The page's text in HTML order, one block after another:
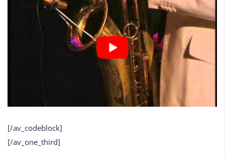
[/av_codeblock]
[/av_one_third]